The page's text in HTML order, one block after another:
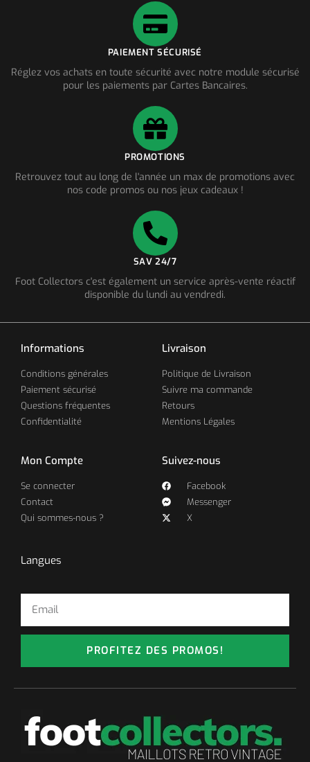
PAIEMENT SÉCURISÉ
Réglez vos achats en toute sécurité avec notre module sécurisé
pour les paiements par Cartes Bancaires.
PROMOTIONS
Retrouvez tout au long de l'année un max de promotions avec
nos code promos ou nos jeux cadeaux !
SAV 24/7
Foot Collectors c'est également un service après-vente réactif
disponible du lundi au vendredi.
Informations
Conditions générales
Paiement sécurisé
Questions fréquentes
Confidentialité
Livraison
Politique de Livraison
Suivre ma commande
Retours
Mentions Légales
Mon Compte
Se connecter
Contact
Qui sommes-nous ?
Suivez-nous
Facebook
Messenger
X
Langues
PROFITEZ DES PROMOS!